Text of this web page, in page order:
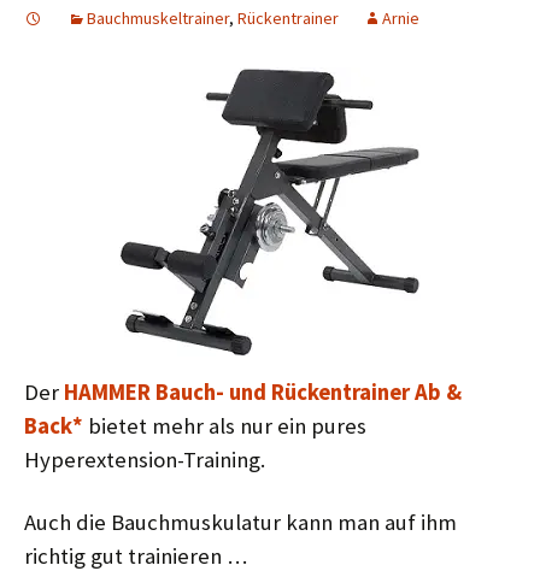
Bauchmuskeltrainer, Rückentrainer Arnie
Der HAMMER Bauch- und Rückentrainer Ab &
Back* bietet mehr als nur ein pures
Hyperextension-Training.
Auch die Bauchmuskulatur kann man auf ihm
richtig gut trainieren …